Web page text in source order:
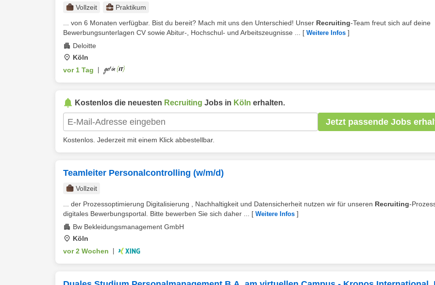
Vollzeit
Praktikum
... von 6 Monaten verfügbar. Bist du bereit? Mach mit uns den Unterschied! Unser Recruiting-Team freut sich auf deine
Bewerbungsunterlagen CV sowie Abitur-, Hochschul- und Arbeitszeugnisse ...
[ Weitere Infos ]
Deloitte
Köln
vor 1 Tag
Kostenlos die neuesten Recruiting Jobs in Köln erhalten.
Jetzt passende Jobs
Kostenlos. Jederzeit mit einem Klick abbestellbar.
Teamleiter Personalcontrolling (w/m/d)
Vollzeit
... der Prozessoptimierung Digitalisierung , Nachhaltigkeit und Datensicherheit nutzen wir für unseren Recruiting-
digitales Bewerbungsportal. Bitte bewerben Sie sich daher ...
[ Weitere Infos ]
Bw Bekleidungsmanagement GmbH
Köln
vor 2 Wochen